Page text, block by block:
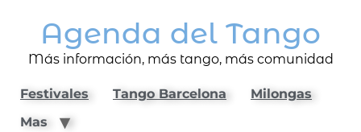
Agenda del Tango
Más información, más tango, más comunidad
Festivales Tango Barcelona
Milongas
Mas